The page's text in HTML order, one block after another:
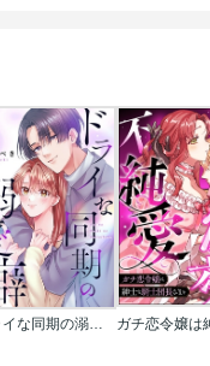
ドライな同期の溺愛癖